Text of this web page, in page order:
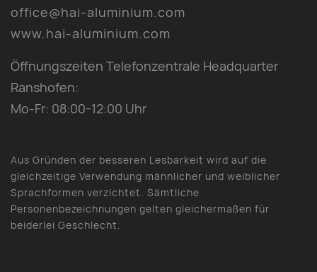
office@hai-aluminium.com
www.hai-aluminium.com
Öffnungszeiten Telefonzentrale Headquarter
Ranshofen:
Mo-Fr: 08:00-12:00 Uhr
Aus Gründen der besseren Lesbarkeit wird auf die
gleichzeitige Verwendung männlicher und weiblicher
Sprachformen verzichtet. Sämtliche
Personenbezeichnungen gelten gleichermaßen für
beiderlei Geschlecht.